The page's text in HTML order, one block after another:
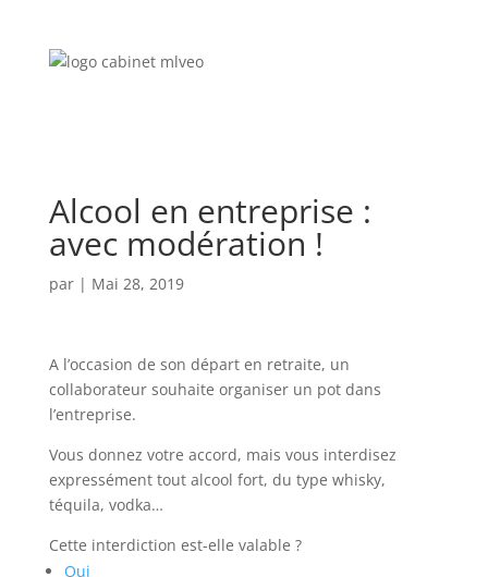
Alcool en entreprise :
avec modération !
par | Mai 28, 2019
A l’occasion de son départ en retraite, un
collaborateur souhaite organiser un pot dans
l’entreprise.
Vous donnez votre accord, mais vous interdisez
expressément tout alcool fort, du type whisky,
téquila, vodka…
Cette interdiction est-elle valable ?
Oui